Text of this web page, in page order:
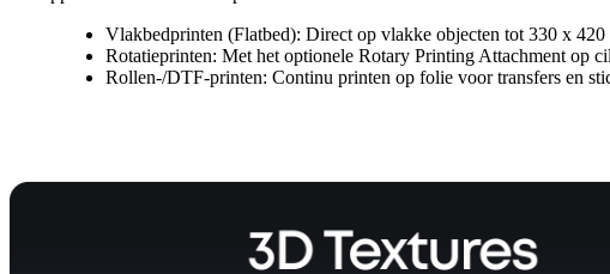
Vlakbedprinten (Flatbed): Direct op vlakke objecten tot 330 x
Rotatieprinten: Met het optionele Rotary Printing Attachment op
Rollen-/DTF-printen: Continu printen op folie voor transfers en